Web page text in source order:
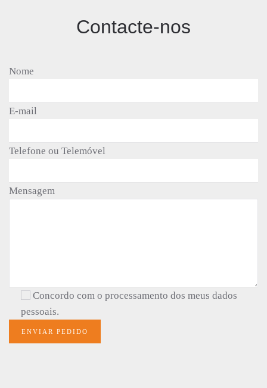
Contacte-nos
Nome
E-mail
Telefone ou Telemóvel
Mensagem
Concordo com o processamento dos meus dados
pessoais.
ENVIAR PEDIDO